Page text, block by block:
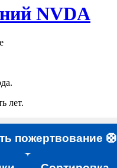
NVDA
лет.
пожертвование 🛟